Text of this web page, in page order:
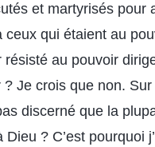
et martyrisés pour
qui étaient au
au pouvoir
Je crois que non.
discerné que la
? C’est pourquoi